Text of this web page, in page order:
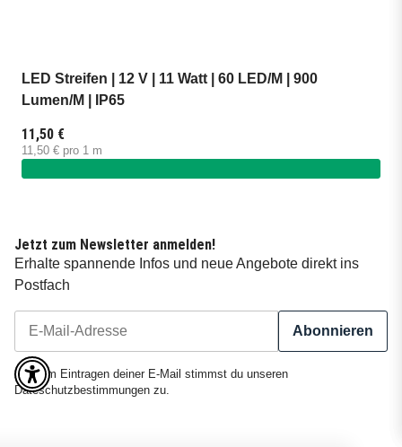
LED Streifen | 12 V | 11 Watt | 60 LED/M | 900
Lumen/M | IP65
11,50 €
11,50 € pro 1 m
Jetzt zum Newsletter anmelden!
Erhalte spannende Infos und neue Angebote direkt ins
Postfach
Abonnieren
Newsletter Abonnieren
Mit dem Eintragen deiner E-Mail stimmst du unseren
Dateschutzbestimmungen zu.